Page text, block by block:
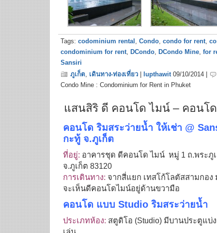
Tags: codominium rental , Condo, condo for rent,
condominium for rent, DCondo, DCondo Mine, for
Sansiri
ภูเก็ต, เดินทาง-ท่องเที่ยว lupthawit09/10/2014 |
Condo Mine : Condominium for Rent in Phuket
แสนสิริ ดี คอนโด ไมน์ – คอนโ
คอนโด ริมสระว่ายน้ำ ให้เช่า @
กะทู้ จ.ภูเก็ต
ที่อยู่: อาคารชุด ดีคอนโด ไมน์ หมู่ 1 ถ.พระภู
จ.ภูเก็ต 83120
การเดินทาง: จากสี่แยก เทสโก้โลตัสสามกอง
จะเห็นดีคอนโดไมน์อยู่ด้านขวามือ
คอนโด แบบ Studio ริมสระว่ายน้ำ
ประเภทห้อง: สตูดิโอ (Studio) มีบานประตูแ